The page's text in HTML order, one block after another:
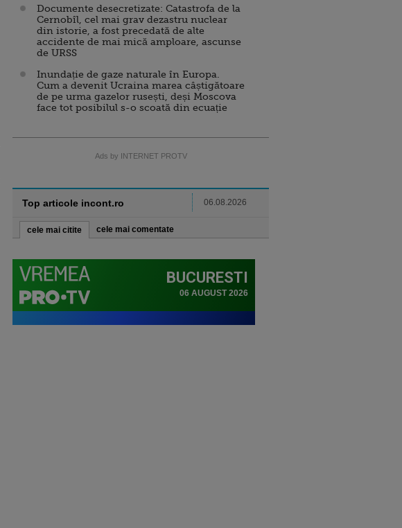
Documente desecretizate: Catastrofa de la
Cernobîl, cel mai grav dezastru nuclear
din istorie, a fost precedată de alte
accidente de mai mică amploare, ascunse
de URSS
Inundație de gaze naturale în Europa.
Cum a devenit Ucraina marea câștigătoare
de pe urma gazelor rusești, deși Moscova
face tot posibilul s-o scoată din ecuație
Ads by INTERNET PROTV
Top articole incont.ro 06.08.2026
cele mai citite cele mai comentate